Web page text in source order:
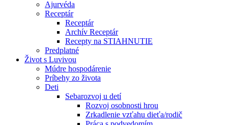
Ajurvéda
Receptár
Receptár
Archív Receptár
Recepty na STIAHNUTIE
Predplatné
Život s Luvivou
Múdre hospodárenie
Príbehy zo života
Deti
Sebarozvoj u detí
Rozvoj osobnosti hrou
Zrkadlenie vzťahu dieťa/rodič